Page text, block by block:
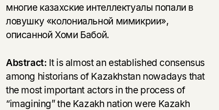
многие казахские интеллектуалы попали в
ловушку «колониальной мимикрии»,
описанной Хоми Бабой.
Abstract: It is almost an established consensus
among historians of Kazakhstan nowadays that
the most important actors in the process of
“imagining” the Kazakh nation were Kazakh